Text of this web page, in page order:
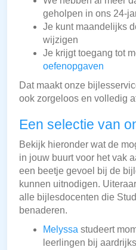
geholpen in ons 24-
Je kunt maandelijks
wijzigen
Je krijgt toegang tot
oefenopgaven
Dat maakt onze
ook zorgeloos en volledig
Een selectie van
Bekijk hieronder wat de
in jouw buurt voor het vak
een beetje gevoel bij de
kunnen uitnodigen.
alle bijlesdocenten die
benaderen.
Melyssa studeert
leerlingen bij